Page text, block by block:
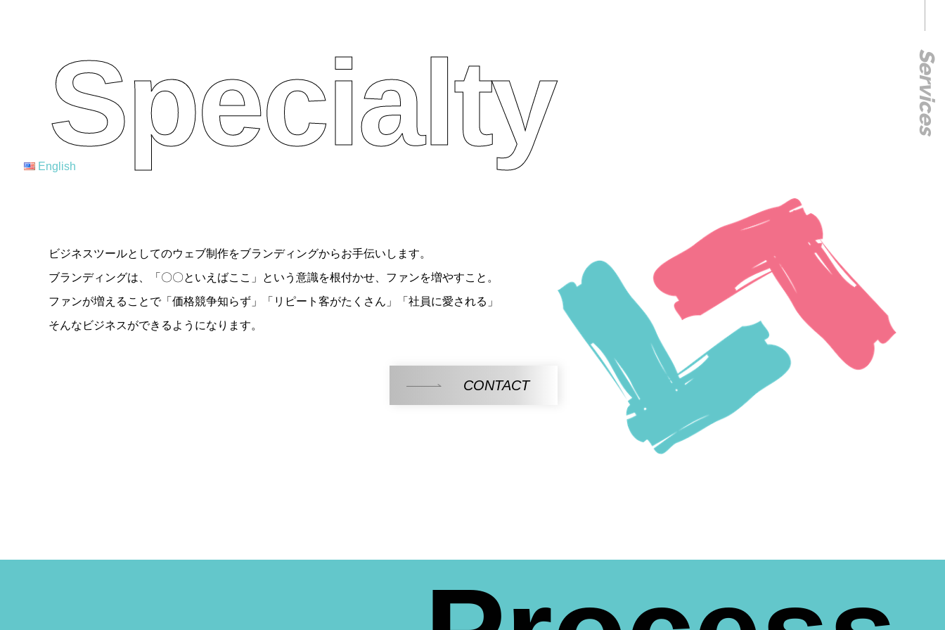
English
Services
Specialty
ビジネスツールとしてのウェブ制作をブランディングからお手伝いします。
ブランディングは、「〇〇といえばここ」という意識を根付かせ、ファンを増やすこと。
ファンが増えることで「価格競争知らず」「リピート客がたくさん」「社員に愛される」
そんなビジネスができるようになります。
CONTACT